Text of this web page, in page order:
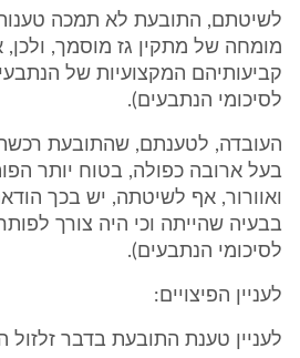
לשיטתם, התובעת לא תמכה
מומחה של מתקין גז מוסמך, ולכן,
לסיכומי הנתבעים).
העובדה, לטענתם, שהתובעת
בעל ארובה כפולה, בטוח יותר
ואוורור, אף לשיטתה, יש בכך
לסיכומי הנתבעים).
לעניין הפיצויים:
לעניין טענת התובעת בדבר